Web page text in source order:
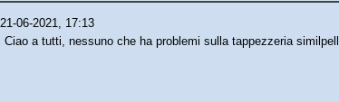
21-06-2021, 17:13
Ciao a tutti, nessuno che ha problemi sulla tappezzeria